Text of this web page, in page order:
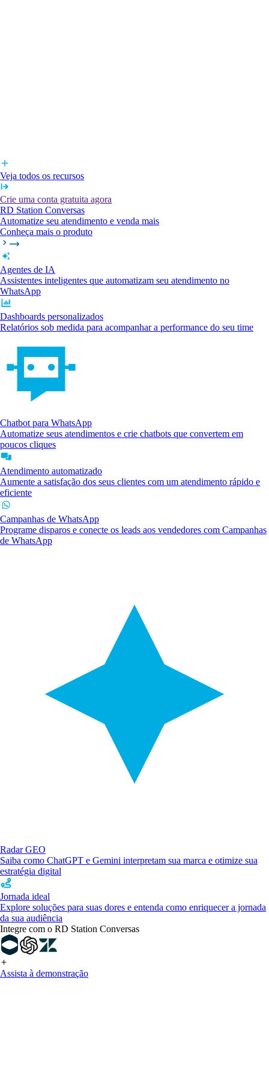
Veja todos os recursos
Crie uma conta gratuita agora
RD Station Conversas
Automatize seu atendimento e venda mais
Conheça mais o produto
Agentes de IA
Assistentes inteligentes que automatizam seu atendimento no
WhatsApp
Dashboards personalizados
Relatórios sob medida para acompanhar a performance do seu time
Chatbot para WhatsApp
Automatize seus atendimentos e crie chatbots que convertem em
poucos cliques
Atendimento automatizado
Aumente a satisfação dos seus clientes com um atendimento rápido e
eficiente
Campanhas de WhatsApp
Programe disparos e conecte os leads aos vendedores com Campanhas
de WhatsApp
Radar GEO
Saiba como ChatGPT e Gemini interpretam sua marca e otimize sua
estratégia digital
Jornada ideal
Explore soluções para suas dores e entenda como enriquecer a jornada
da sua audiência
Integre com o RD Station Conversas
Assista à demonstração